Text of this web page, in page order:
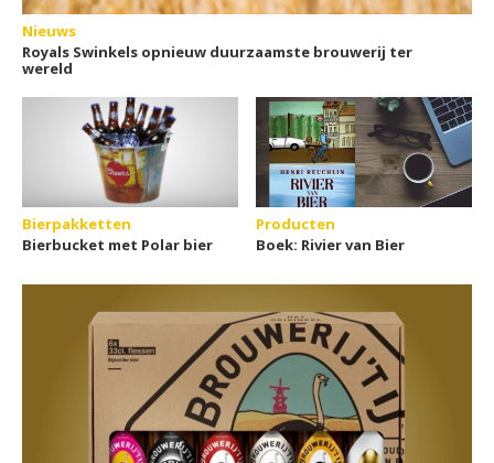
Nieuws
Royals Swinkels opnieuw duurzaamste brouwerij ter
wereld
Bierpakketten
Bierbucket met Polar bier
Producten
Boek: Rivier van Bier